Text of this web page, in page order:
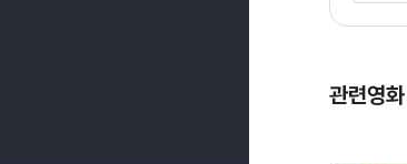
관련영화